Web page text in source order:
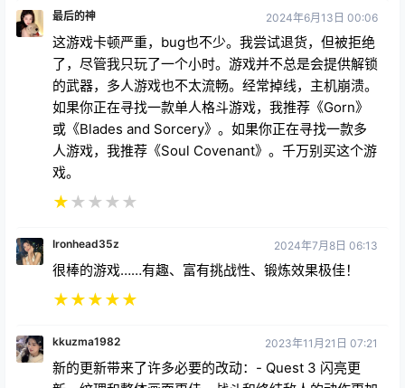
最后的神 2024年6月13日 00:06
这游戏卡顿严重，bug也不少。我尝试退货，但被拒绝
了，尽管我只玩了一个小时。游戏并不总是会提供解锁
的武器，多人游戏也不太流畅。经常掉线，主机崩溃。
如果你正在寻找一款单人格斗游戏，我推荐《Gorn》
或《Blades and Sorcery》。如果你正在寻找一款多
人游戏，我推荐《Soul Covenant》。千万别买这个游
戏。
★★ ★ ★ ★
Ironhead35z 2024年7月8日 06:13
很棒的游戏……有趣、富有挑战性、锻炼效果极佳！
★★★★★
kkuzma1982 2023年11月21日 07:21
新的更新带来了许多必要的改动：- Quest 3 闪亮更